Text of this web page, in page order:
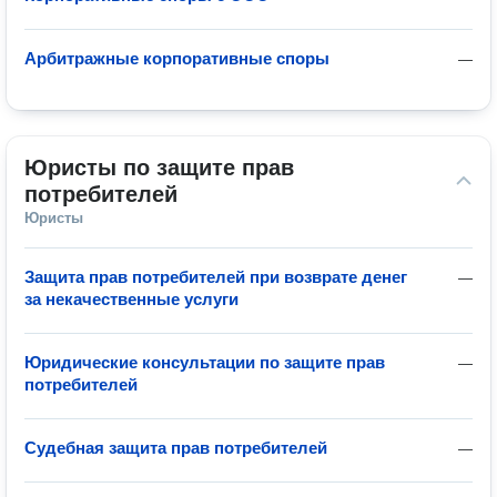
—
Арбитражные корпоративные споры
Юристы по защите прав
потребителей
Юристы
—
Защита прав потребителей при возврате денег
за некачественные услуги
—
Юридические консультации по защите прав
потребителей
—
Судебная защита прав потребителей